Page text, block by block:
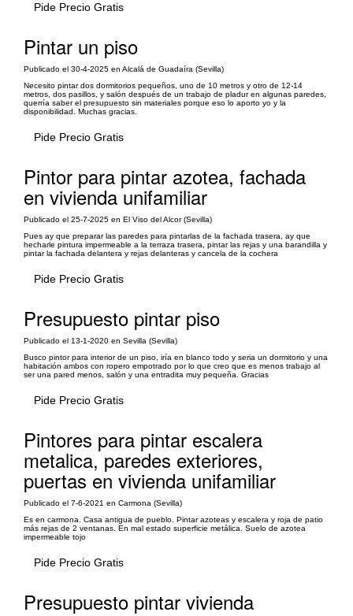
Pide Precio Gratis
Pintar un piso
Publicado el 30-4-2025 en Alcalá de Guadaíra (Sevilla)
Necesito pintar dos dormitorios pequeños, uno de 10 metros y otro de 12-14
metros, dos pasillos, y salón después de un trabajo de pladur en algunas paredes,
querría saber el presupuesto sin materiales porque eso lo aporto yo y la
disponibilidad. Muchas gracias.
Pide Precio Gratis
Pintor para pintar azotea, fachada
en vivienda unifamiliar
Publicado el 25-7-2025 en El Viso del Alcor (Sevilla)
Pues ay que preparar las paredes para pintarlas de la fachada trasera, ay que
hecharle pintura impermeable a la terraza trasera, pintar las rejas y una barandilla y
pintar la fachada delantera y rejas delanteras y cancela de la cochera
Pide Precio Gratis
Presupuesto pintar piso
Publicado el 13-1-2020 en Sevilla (Sevilla)
Busco pintor para interior de un piso, iría en blanco todo y seria un dormitorio y una
habitación ambos con ropero empotrado por lo que creo que es menos trabajo al
ser una pared menos, salón y una entradita muy pequeña. Gracias
Pide Precio Gratis
Pintores para pintar escalera
metalica, paredes exteriores,
puertas en vivienda unifamiliar
Publicado el 7-6-2021 en Carmona (Sevilla)
Es en carmona. Casa antigua de pueblo. Pintar azoteas y escalera y roja de patio
más rejas de 2 ventanas. En mal estado superficie metálica. Suelo de azotea
impermeable tojo
Pide Precio Gratis
Presupuesto pintar vivienda